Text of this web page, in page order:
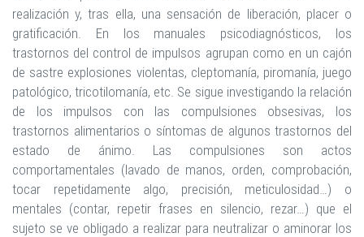
realización y, tras ella, una sensación de liberación, placer o
gratificación. En los manuales psicodiagnósticos, los
trastornos del control de impulsos agrupan como en un cajón
de sastre explosiones violentas, cleptomanía, piromanía, juego
patológico, tricotilomanía, etc. Se sigue investigando la relación
de los impulsos con las compulsiones obsesivas, los
trastornos alimentarios o síntomas de algunos trastornos del
estado de ánimo. Las compulsiones son actos
comportamentales (lavado de manos, orden, comprobación,
tocar repetidamente algo, precisión, meticulosidad…) o
mentales (contar, repetir frases en silencio, rezar…) que el
sujeto se ve obligado a realizar para neutralizar o aminorar los